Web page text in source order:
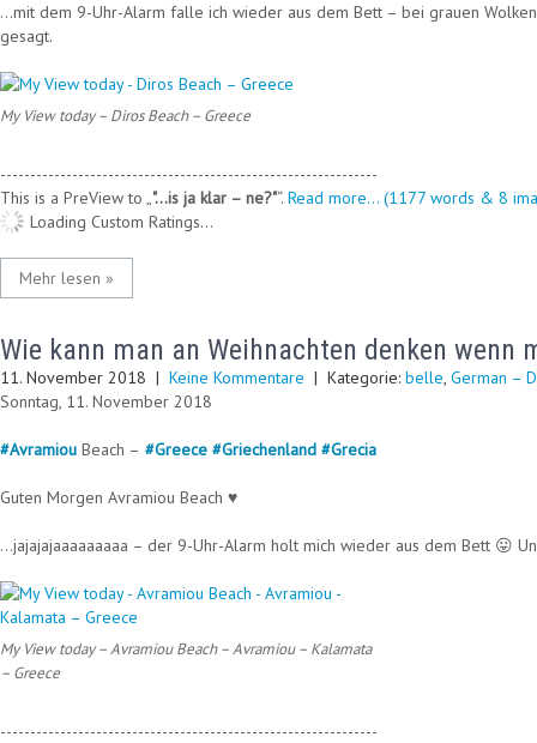
…mit dem 9-Uhr-Alarm falle ich wieder aus dem Bett – bei grauen
gesagt.
My View today – Diros Beach – Greece
---------------------------------------------------------------
This is a PreView to "…is ja klar – ne?". Read more... (1177 words & 8
Loading Custom Ratings...
Mehr lesen »
Wie kann man an Weihnachten denken wenn
11. November 2018 | Keine Kommentare | Kategorie: belle, German –
Sonntag, 11. November 2018
#Avramiou Beach – #Greece #Griechenland #Grecia
Guten Morgen Avramiou Beach ♥
…jajajajaaaaaaaaa – der 9-Uhr-Alarm holt mich wieder aus dem Bett 😛
My View today – Avramiou Beach – Avramiou – Kalamata
– Greece
---------------------------------------------------------------